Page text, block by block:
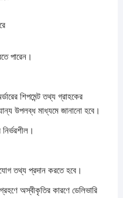
পারেন।
শিপমেন্ট তথ্য গ্রাহকের
উপলব্ধ মাধ্যমে জানানো হবে।
তথ্য প্রদান করতে হবে।
অস্বীকৃতির কারণে ডেলিভারি